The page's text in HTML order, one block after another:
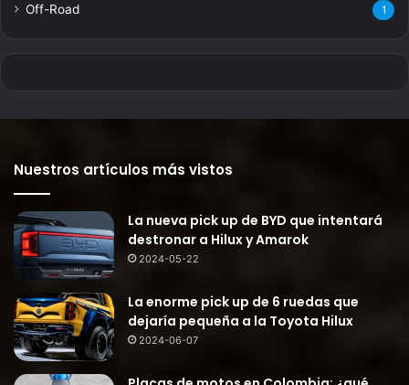
Off-Road 1
Nuestros artículos más vistos
La nueva pick up de BYD que intentará
destronar a Hilux y Amarok
2024-05-22
La enorme pick up de 6 ruedas que
dejaría pequeña a la Toyota Hilux
2024-06-07